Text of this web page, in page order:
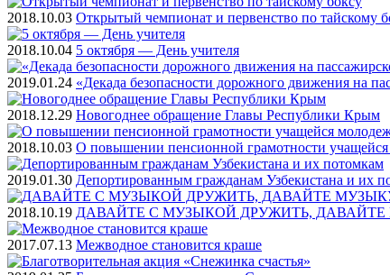
2018.10.03 Открытый чемпионат и первенство по тайскому
2018.10.04 5 октября — День учителя
2019.01.24 «Декада безопасности дорожного движения на
2018.12.29 Новогоднее обращение Главы Республики Крым
2018.10.03 О повышении пенсионной грамотности
2019.01.30 Депортированным гражданам Узбекистана и их
2018.10.19 ДАВАЙТЕ С МУЗЫКОЙ ДРУЖИТЬ, ДАВАЙТЕ
2017.07.13 Межводное становится краше